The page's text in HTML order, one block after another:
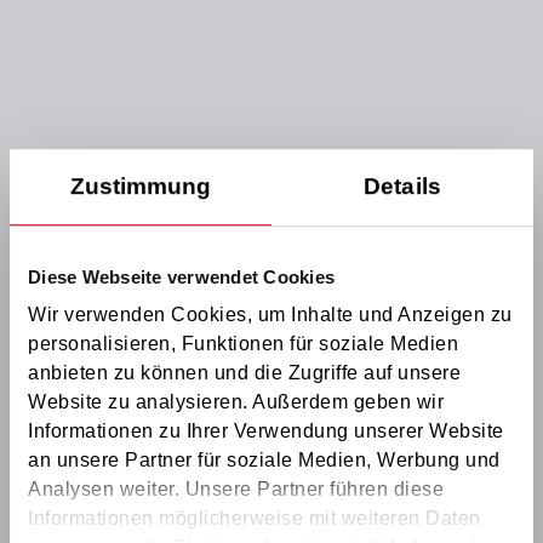
Zustimmung Details
Diese Webseite verwendet Cookies
Wir verwenden Cookies, um Inhalte und Anzeigen zu
personalisieren, Funktionen für soziale Medien
anbieten zu können und die Zugriffe auf unsere
Website zu analysieren. Außerdem geben wir
Informationen zu Ihrer Verwendung unserer Website
an unsere Partner für soziale Medien, Werbung und
Analysen weiter. Unsere Partner führen diese
Informationen möglicherweise mit weiteren Daten